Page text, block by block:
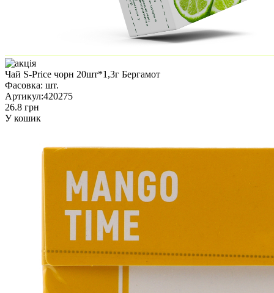
Чай S-Price чорн 20шт*1,3г Бергамот
Фасовка: шт.
Артикул:420275
26.8 грн
У кошик